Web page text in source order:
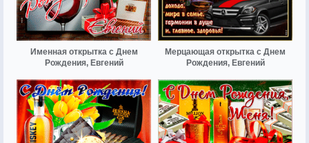
Именная открытка с Днем
Рождения, Евгений
Мерцающая открытка с Днем
Рождения, Евгений